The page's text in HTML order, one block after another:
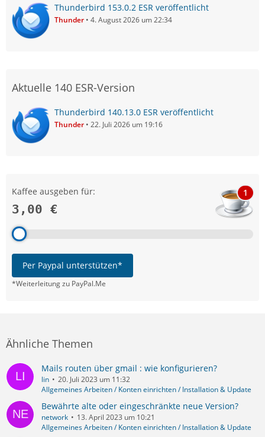
Thunderbird 153.0.2 ESR veröffentlicht
Thunder 4. August 2026 um 22:34
Aktuelle 140 ESR-Version
Thunderbird 140.13.0 ESR veröffentlicht
Thunder 22. Juli 2026 um 19:16
Kaffee ausgeben für:
3,00 €
1
Per Paypal unterstützen*
*Weiterleitung zu PayPal.Me
Ähnliche Themen
Mails routen über gmail : wie konfigurieren?
lin
20. Juli 2023 um 11:32
Allgemeines Arbeiten / Konten einrichten / Installation & Update
Bewährte alte oder eingeschränkte neue Version?
network
13. April 2023 um 10:21
Allgemeines Arbeiten / Konten einrichten / Installation & Update